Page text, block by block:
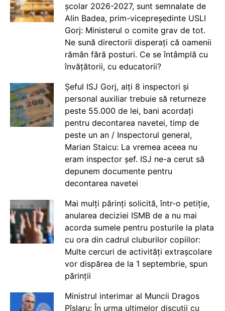
școlar 2026-2027, sunt semnalate de
Alin Badea, prim-vicepreședinte USLI
Gorj: Ministerul o comite grav de tot.
Ne sună directorii disperați că oamenii
rămân fără posturi. Ce se întâmplă cu
învățătorii, cu educatorii?
Șeful ISJ Gorj, alți 8 inspectori și
personal auxiliar trebuie să returneze
peste 55.000 de lei, bani acordați
pentru decontarea navetei, timp de
peste un an / Inspectorul general,
Marian Staicu: La vremea aceea nu
eram inspector șef. ISJ ne-a cerut să
depunem documente pentru
decontarea navetei
Mai mulți părinți solicită, într-o petiție,
anularea deciziei ISMB de a nu mai
acorda sumele pentru posturile la plata
cu ora din cadrul cluburilor copiilor:
Multe cercuri de activități extrașcolare
vor dispărea de la 1 septembrie, spun
părinții
Ministrul interimar al Muncii Dragos
Pîslaru: În urma ultimelor discuții cu